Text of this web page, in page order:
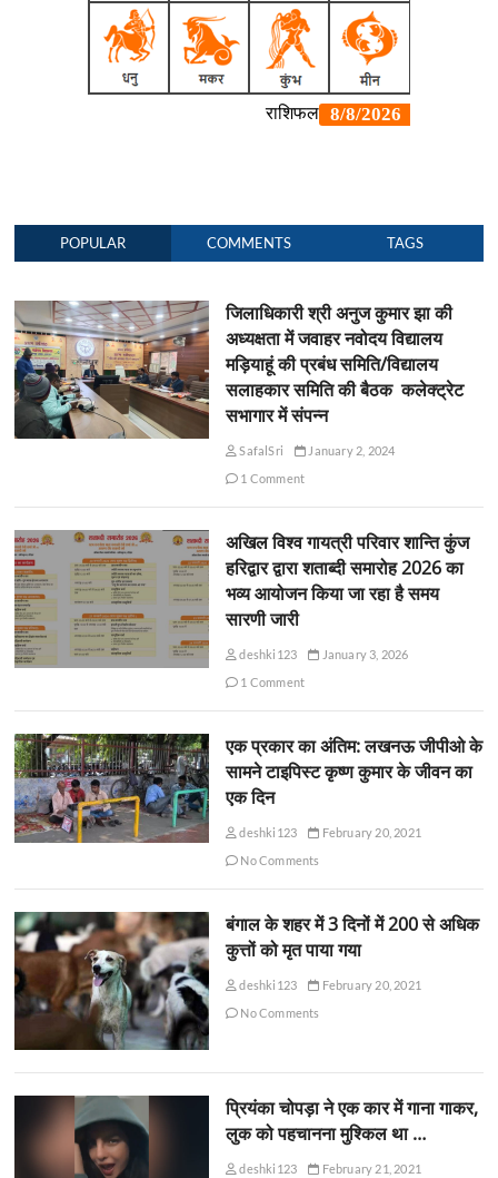
POPULAR COMMENTS TAGS
जिलाधिकारी श्री अनुज कुमार झा की
अध्यक्षता में जवाहर नवोदय विद्यालय
मड़ियाहूं की प्रबंध समिति/विद्यालय
सलाहकार समिति की बैठक कलेक्ट्रेट
सभागार में संपन्न
SafalSri
January 2, 2024
1 Comment
अखिल विश्व गायत्री परिवार शान्ति कुंज
हरिद्वार द्वारा शताब्दी समारोह 2026 का
भव्य आयोजन किया जा रहा है समय
सारणी जारी
deshki123
January 3, 2026
1 Comment
एक प्रकार का अंतिम: लखनऊ जीपीओ के
सामने टाइपिस्ट कृष्ण कुमार के जीवन का
एक दिन
deshki123
February 20, 2021
No Comments
बंगाल के शहर में 3 दिनों में 200 से अधिक
कुत्तों को मृत पाया गया
deshki123
February 20, 2021
No Comments
प्रियंका चोपड़ा ने एक कार में गाना गाकर,
लुक को पहचानना मुश्किल था …
deshki123
February 21, 2021